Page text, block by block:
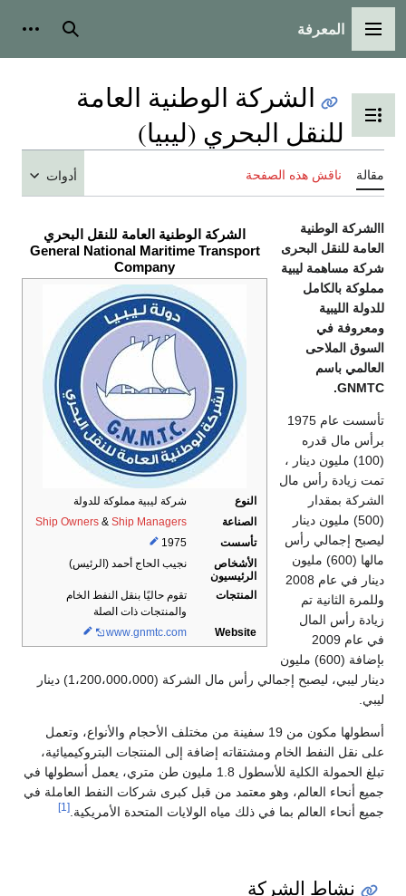
القائمة الرئيسية
المعرفة بحث
تبديل عرض جدول المحتويات
الشركة الوطنية العامة
للنقل البحري (ليبيا)
مقالة ناقش هذه الصفحة أدوات
الشركة الوطنية العامة للنقل البحري
General National Maritime Transport
Company
النوع
شركة ليبية مملوكة للدولة
الصناعة
Ship Owners&Ship Managers
تأسست
1975
الأشخاص
الرئيسيون
نجيب الحاج أحمد (الرئيس)
المنتجات
تقوم حاليًا بنقل النفط الخام
والمنتجات ذات الصلة
Website
www.gnmtc.com
االشركة الوطنية
العامة للنقل البحرى
شركة مساهمة ليبية
مملوكة بالكامل
للدولة الليبية
ومعروفة في
السوق الملاحى
العالمي باسم
GNMTC.
تأسست عام 1975
برأس مال قدره
(100) مليون دينار ،
تمت زيادة رأس مال
الشركة بمقدار
(500) مليون دينار
ليصبح إجمالي رأس
مالها (600) مليون
دينار في عام 2008
وللمرة الثانية تم
زيادة رأس المال
في عام 2009
بإضافة (600) مليون
دينار ليبي، ليصبح إجمالي رأس مال الشركة (1،200،000،000) دينار
ليبي.
أسطولها مكون من 19 سفينة من مختلف الأحجام والأنواع، وتعمل
على نقل النفط الخام ومشتقاته إضافة إلى المنتجات البتروكيميائية،
تبلغ الحمولة الكلية للأسطول 1.8 مليون طن متري، يعمل أسطولها في
جميع أنحاء العالم، وهو معتمد من قبل كبرى شركات النفط العاملة في
جميع أنحاء العالم بما في ذلك مياه الولايات المتحدة الأمريكية.[1]
نشاط الشركة